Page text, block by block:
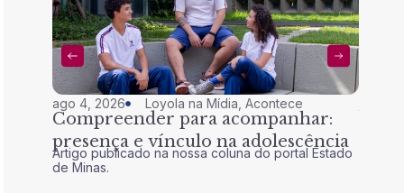
ago 4, 2026 Loyola na Mídia ,Acontece
Compreender para acompanhar:
presença e vínculo na adolescência
Artigo publicado na nossa coluna do portal Estado
de Minas.